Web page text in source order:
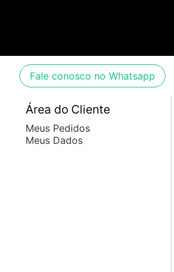
Fale conosco no Whatsapp
Área do Cliente
Meus Pedidos
Meus Dados